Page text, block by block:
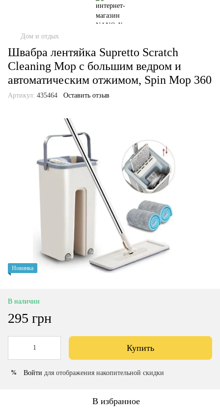
Дом и отдых
Швабра лентяйка Supretto Scratch
Cleaning Mop с большим ведром и
автоматическим отжимом, Spin Mop 360
Артикул: 435464 Оставить отзыв
Новинка
В наличии
295 грн
Купить
% Войти для отображения накопительной скидки
В избранное